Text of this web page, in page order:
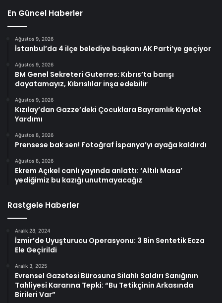
En Güncel Haberler
Ağustos 9, 2026
İstanbul’da 4 ilçe belediye başkanı AK Parti’ye geçiyor
Ağustos 9, 2026
BM Genel Sekreteri Guterres: Kıbrıs’ta barışı
dayatamayız, Kıbrıslılar inşa edebilir
Ağustos 9, 2026
Kızılay’dan Gazze’deki Çocuklara Bayramlık Kıyafet
Yardımı
Ağustos 8, 2026
Prensese bak sen! Fotoğraf İspanya’yı ayağa kaldırdı
Ağustos 8, 2026
Ekrem Açıkel canlı yayında anlattı: ‘Altılı Masa’
yediğimiz bu kazığı unutmayacağız
Rastgele Haberler
Aralık 28, 2024
İzmir’de Uyuşturucu Operasyonu: 3 Bin Sentetik Ecza
Ele Geçirildi
Aralık 3, 2025
Evrensel Gazetesi Bürosuna Silahlı Saldırı Sanığının
Tahliyesi Kararına Tepki: “Bu Tetikçinin Arkasında
Birileri Var”